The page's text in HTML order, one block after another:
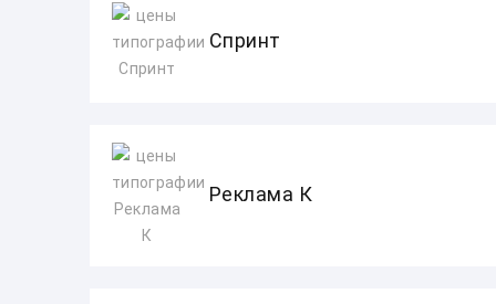
Спринт
Реклама К